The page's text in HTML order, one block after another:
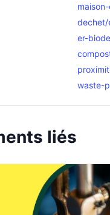
dechet/
er-
waste-
liés